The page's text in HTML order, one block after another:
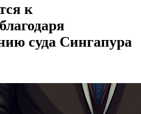
к
суда Сингапура